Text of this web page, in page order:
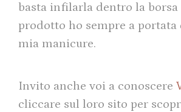
basta infilarla dentro la
prodotto ho sempre a portata
mia manicure.
Invito anche voi a conoscere
cliccare sul loro sito per